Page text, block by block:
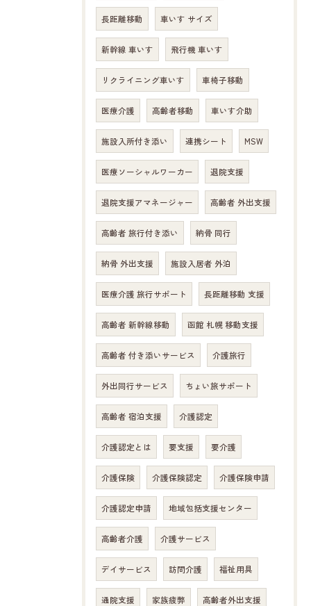
長距離移動 車いす サイズ
新幹線 車いす 飛行機 車いす
リクライニング車いす 車椅子移動
医療介護 高齢者移動 車いす介助
施設入所付き添い 連携シート MSW
医療ソーシャルワーカー 退院支援
退院支援アマネージャー 高齢者 外出支援
高齢者 旅行付き添い 納骨 同行
納骨 外出支援 施設入居者 外泊
医療介護 旅行サポート 長距離移動 支援
高齢者 新幹線移動 函館 札幌 移動支援
高齢者 付き添いサービス 介護旅行
外出同行サービス ちょい旅サポート
高齢者 宿泊支援 介護認定
介護認定とは 要支援 要介護
介護保険 介護保険認定 介護保険申請
介護認定申請 地域包括支援センター
高齢者介護 介護サービス
デイサービス 訪問介護 福祉用具
通院支援 家族疲弊 高齢者外出支援
お問い合わせはこちら